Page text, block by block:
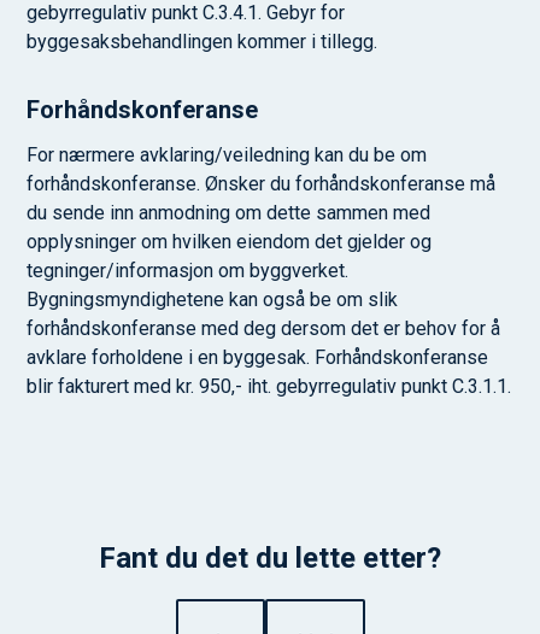
gebyrregulativ punkt C.3.4.1. Gebyr for
byggesaksbehandlingen kommer i tillegg.
Forhåndskonferanse
For nærmere avklaring/veiledning kan du be om
forhåndskonferanse. Ønsker du forhåndskonferanse må
du sende inn anmodning om dette sammen med
opplysninger om hvilken eiendom det gjelder og
tegninger/informasjon om byggverket.
Bygningsmyndighetene kan også be om slik
forhåndskonferanse med deg dersom det er behov for å
avklare forholdene i en byggesak. Forhåndskonferanse
blir fakturert med kr. 950,- iht. gebyrregulativ punkt C.3.1.1.
Fant du det du lette etter?